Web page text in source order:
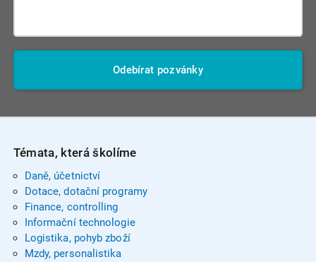
Odebírat pozvánky
Témata, která školíme
Daně, účetnictví
Dotace, dotační programy
Finance, controlling
Informační technologie
Logistika, pohyb zboží
Mzdy, personalistika